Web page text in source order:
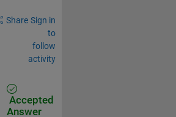
Share Sign in
to
follow
activity
Accepted
Answer